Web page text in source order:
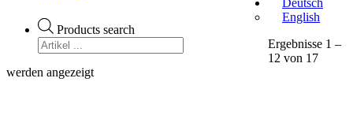
Products search
Deutsch
English
Ergebnisse 1 –
12 von 17
werden angezeigt